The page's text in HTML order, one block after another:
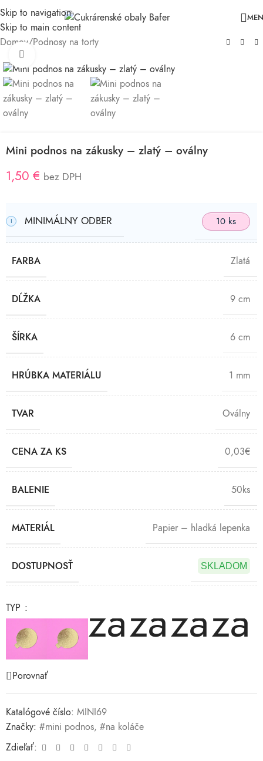
Skip to navigation
Skip to main content
Domov/Podnosy na torty
Mini podnos na zákusky – zlatý – oválny
1,50 € bez DPH
MINIMÁLNY ODBER 10 ks
FARBA Zlatá
DĹŽKA 9 cm
ŠÍRKA 6 cm
HRÚBKA MATERIÁLU 1 mm
TVAR Oválny
CENA ZA KS 0,03€
BALENIE 50ks
MATERIÁL Papier – hladká lepenka
DOSTUPNOSŤ SKLADOM
TYP
Porovnať
Katalógové číslo: MINI69
Značky: #mini podnos, #na koláče
Zdieľať: